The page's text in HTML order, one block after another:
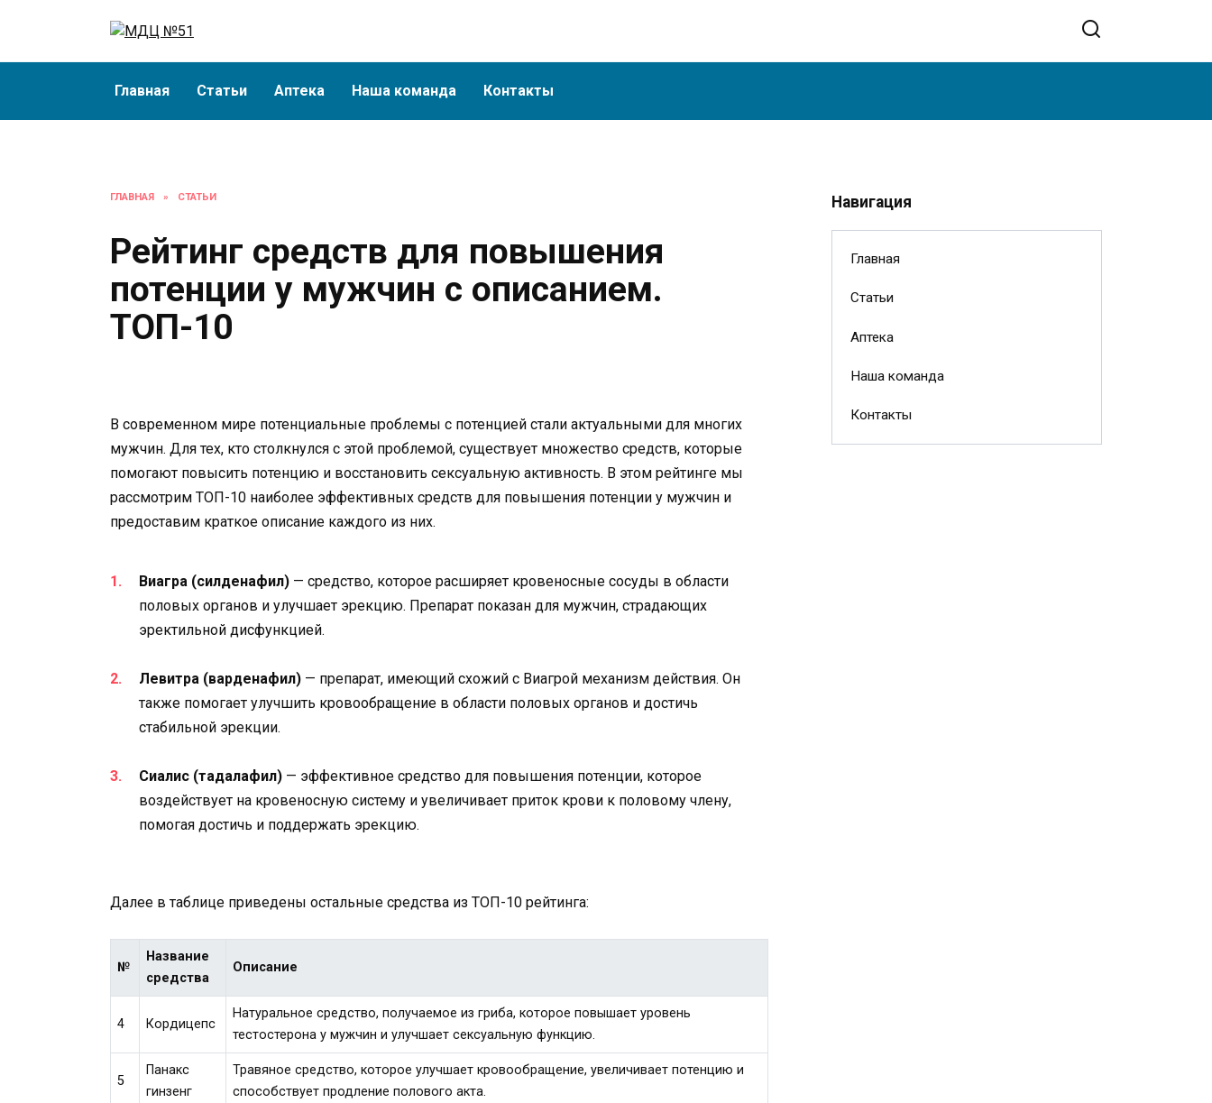
Главная Статьи Аптека Наша команда Контакты
ГЛАВНАЯ » СТАТЬИ
Рейтинг средств для повышения
потенции у мужчин с описанием.
ТОП-10
В современном мире потенциальные проблемы с потенцией стали актуальными для многих
мужчин. Для тех, кто столкнулся с этой проблемой, существует множество средств, которые
помогают повысить потенцию и восстановить сексуальную активность. В этом рейтинге мы
рассмотрим ТОП-10 наиболее эффективных средств для повышения потенции у мужчин и
предоставим краткое описание каждого из них.
Виагра (силденафил) — средство, которое расширяет кровеносные сосуды в области
половых органов и улучшает эрекцию. Препарат показан для мужчин, страдающих
эректильной дисфункцией.
Левитра (варденафил) — препарат, имеющий схожий с Виагрой механизм действия. Он
также помогает улучшить кровообращение в области половых органов и достичь
стабильной эрекции.
Сиалис (тадалафил) — эффективное средство для повышения потенции, которое
воздействует на кровеносную систему и увеличивает приток крови к половому члену,
помогая достичь и поддержать эрекцию.
Далее в таблице приведены остальные средства из ТОП-10 рейтинга:
№
Название
средства
Описание
4 Кордицепс
Натуральное средство, получаемое из гриба, которое повышает уровень
тестостерона у мужчин и улучшает сексуальную функцию.
5
Панакс
гинзенг
Травяное средство, которое улучшает кровообращение, увеличивает потенцию и
способствует продление полового акта.
Навигация
Главная
Статьи
Аптека
Наша команда
Контакты